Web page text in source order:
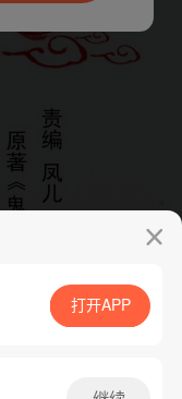
App免费看
打开APP